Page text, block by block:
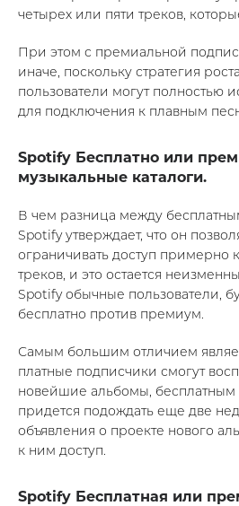
четырех или пяти треков,
При этом с премиальной
иначе, поскольку стратегия
пользователи могут полностью
для подключения к плавным
Spotify Бесплатно или
музыкальные каталоги.
В чем разница между
Spotify утверждает, что он
ограничивать доступ примерно
треков, и это остается
Spotify обычные пользователи,
бесплатно против премиум.
Самым большим отличием
платные подписчики смогут
новейшие альбомы, бесплатным
придется подождать еще две
объявления о проекте нового
к ним доступ.
Spotify Бесплатная или